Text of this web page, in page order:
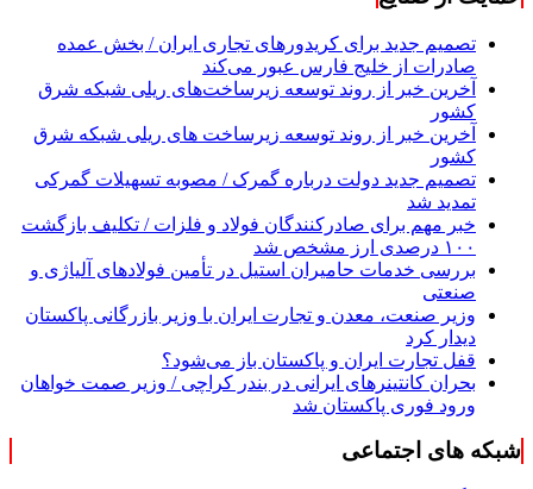
تصمیم جدید برای کریدورهای تجاری ایران / بخش عمده
صادرات از خلیج فارس عبور می‌کند
آخرین خبر از روند توسعه زیرساخت‌های ریلی شبکه شرق
کشور
آخرین خبر از روند توسعه زیرساخت های ریلی شبکه شرق
کشور
تصمیم جدید دولت درباره گمرک / مصوبه تسهیلات گمرکی
تمدید شد
خبر مهم برای صادرکنندگان فولاد و فلزات / تکلیف بازگشت
۱۰۰ درصدی ارز مشخص شد
بررسی خدمات حامیران استیل در تأمین فولادهای آلیاژی و
صنعتی
وزیر صنعت، معدن و تجارت ایران با وزیر بازرگانی پاکستان
دیدار کرد
قفل تجارت ایران و پاکستان باز می‌شود؟
بحران کانتینر‌های ایرانی در بندر کراچی / وزیر صمت خواهان
ورود فوری پاکستان شد
شبکه های اجتماعی